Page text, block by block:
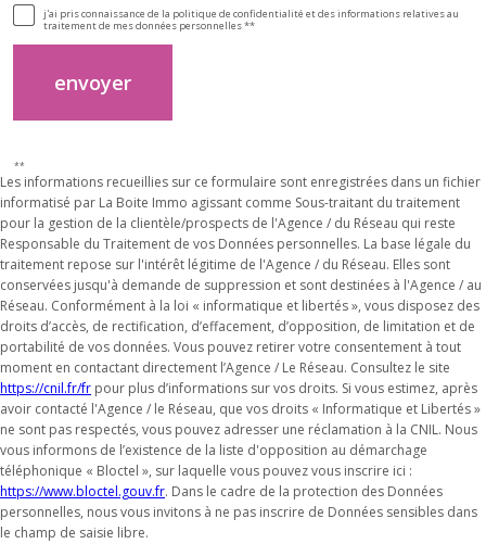
j'ai pris connaissance de la politique de confidentialité et des informations relatives au
traitement de mes données personnelles **
envoyer
**
Les informations recueillies sur ce formulaire sont enregistrées dans un fichier
informatisé par La Boite Immo agissant comme Sous-traitant du traitement
pour la gestion de la clientèle/prospects de l'Agence / du Réseau qui reste
Responsable du Traitement de vos Données personnelles. La base légale du
traitement repose sur l'intérêt légitime de l'Agence / du Réseau. Elles sont
conservées jusqu'à demande de suppression et sont destinées à l'Agence / au
Réseau. Conformément à la loi « informatique et libertés », vous disposez des
droits d’accès, de rectification, d’effacement, d’opposition, de limitation et de
portabilité de vos données. Vous pouvez retirer votre consentement à tout
moment en contactant directement l’Agence / Le Réseau. Consultez le site
https://cnil.fr/fr pour plus d’informations sur vos droits. Si vous estimez, après
avoir contacté l'Agence / le Réseau, que vos droits « Informatique et Libertés »
ne sont pas respectés, vous pouvez adresser une réclamation à la CNIL. Nous
vous informons de l’existence de la liste d'opposition au démarchage
téléphonique « Bloctel », sur laquelle vous pouvez vous inscrire ici :
https://www.bloctel.gouv.fr. Dans le cadre de la protection des Données
personnelles, nous vous invitons à ne pas inscrire de Données sensibles dans
le champ de saisie libre.